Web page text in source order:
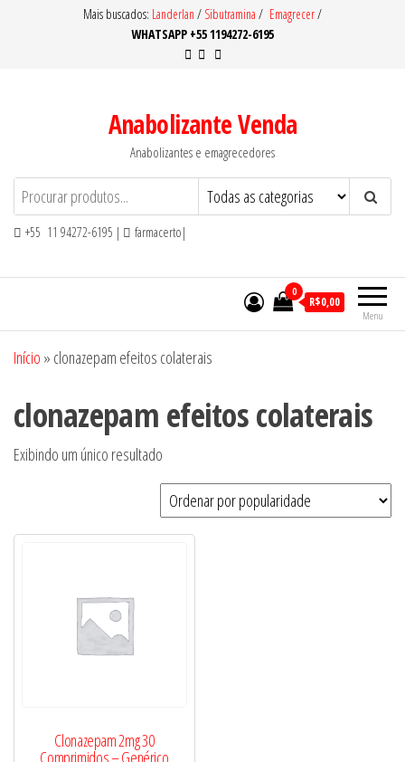
Mais buscados: Landerlan / Sibutramina / Emagrecer/
WHATSAPP +55 1194272-6195
Anabolizante Venda
Anabolizantes e emagrecedores
+55 11 94272-6195 | farmacerto|
Menu
0
R$0,00
Início » clonazepam efeitos colaterais
clonazepam efeitos colaterais
Exibindo um único resultado
Clonazepam 2mg 30
Comprimidos – Genérico